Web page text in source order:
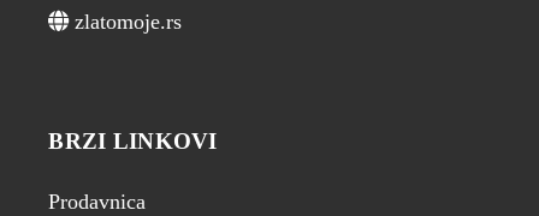
zlatomoje.rs
BRZI LINKOVI
Prodavnica